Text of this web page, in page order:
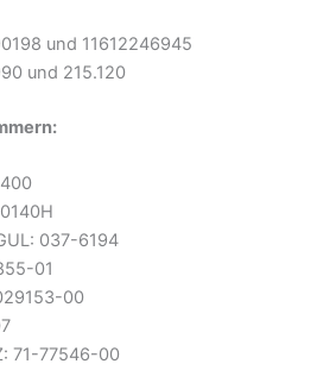
und 11612246945
und 215.120
037-6194
01
00
71-77546-00